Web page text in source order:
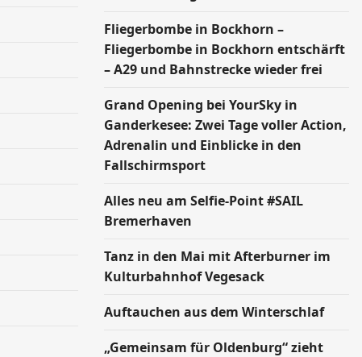
Fliegerbombe in Bockhorn –
Fliegerbombe in Bockhorn entschärft
– A29 und Bahnstrecke wieder frei
Grand Opening bei YourSky in
Ganderkesee: Zwei Tage voller Action,
Adrenalin und Einblicke in den
Fallschirmsport
Alles neu am Selfie-Point #SAIL
Bremerhaven
Tanz in den Mai mit Afterburner im
Kulturbahnhof Vegesack
Auftauchen aus dem Winterschlaf
„Gemeinsam für Oldenburg“ zieht